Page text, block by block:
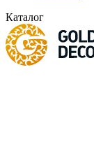
Каталог